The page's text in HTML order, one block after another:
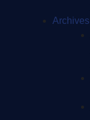
Archives